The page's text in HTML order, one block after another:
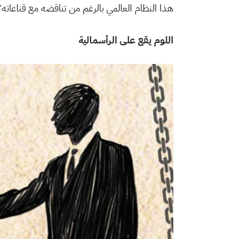
هذا النظام العالمي بالرغم من تناقضه مع
اللوم يقع على الرأسمالية